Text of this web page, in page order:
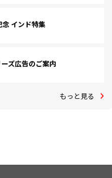
インド特集
ーズ広告のご案内
もっと見る